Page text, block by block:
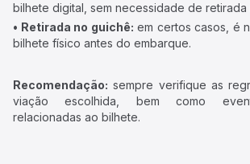
bilhete digital, sem necessidade de retirada
• Retirada no guichê: em certos casos, é
bilhete físico antes do embarque.
Recomendação: sempre verifique as
viação escolhida, bem como
relacionadas ao bilhete.